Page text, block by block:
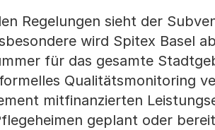
Regelungen sieht der
wird Spitex Basel
für das gesamte
Qualitätsmonitoring
mitfinanzierten
geplant oder